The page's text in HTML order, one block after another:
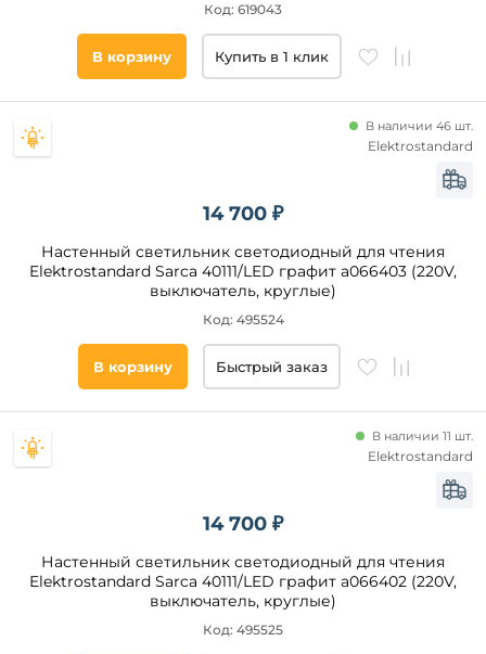
Код: 619043
В корзину Купить в 1 клик
14 700 ₽
Настенный светильник светодиодный для чтения
Elektrostandard Sarca 40111/LED графит a066403 (220V,
выключатель, круглые)
В наличии 46 шт.
Код: 495524
Elektrostandard
В корзину Быстрый заказ
14 700 ₽
Настенный светильник светодиодный для чтения
Elektrostandard Sarca 40111/LED графит a066402 (220V,
выключатель, круглые)
В наличии 11 шт.
Код: 495525
Elektrostandard